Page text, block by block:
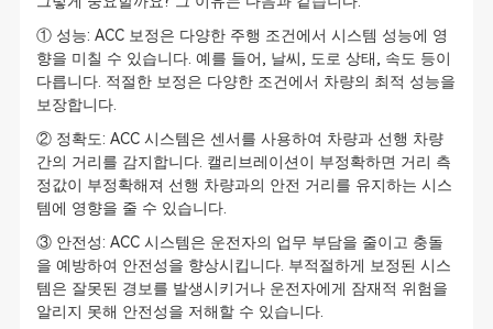
① 성능: ACC 보정은 다양한 주행 조건에서 시스템 성능에 영
향을 미칠 수 있습니다. 예를 들어, 날씨, 도로 상태, 속도 등이
다릅니다. 적절한 보정은 다양한 조건에서 차량의 최적 성능을
보장합니다.
② 정확도: ACC 시스템은 센서를 사용하여 차량과 선행 차량
간의 거리를 감지합니다. 캘리브레이션이 부정확하면 거리 측
정값이 부정확해져 선행 차량과의 안전 거리를 유지하는 시스
템에 영향을 줄 수 있습니다.
③ 안전성: ACC 시스템은 운전자의 업무 부담을 줄이고 충돌
을 예방하여 안전성을 향상시킵니다. 부적절하게 보정된 시스
템은 잘못된 경보를 발생시키거나 운전자에게 잠재적 위험을
알리지 못해 안전성을 저해할 수 있습니다.